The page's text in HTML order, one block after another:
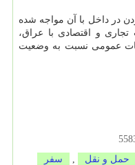
در داخل با آن مواجه شده
و اقتصادی با عراق،
عمومی نسبت به وضعیت
حمل و نقل سفر